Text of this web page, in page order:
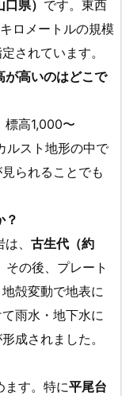
県） です。東西
ロメートルの規模
されています。
が高いのはどこで
標高1,000〜
ルスト地形の中で
られることでも
？
、 古生代（約
その後、プレート
殻変動で地表に
雨水・地下水に
成されました。
ます。特に平尾台